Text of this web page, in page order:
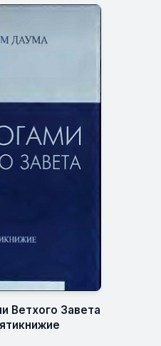
Ветхого Завета